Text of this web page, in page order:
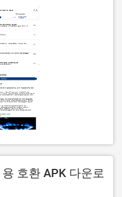
호환 APK 다운로